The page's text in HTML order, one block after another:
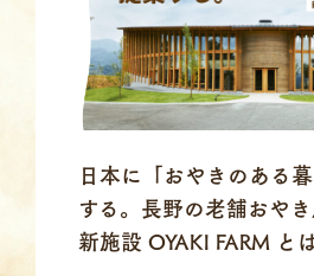
日本に「おやきのある
する。長野の老舗おや
新施設 OYAKI FARM と